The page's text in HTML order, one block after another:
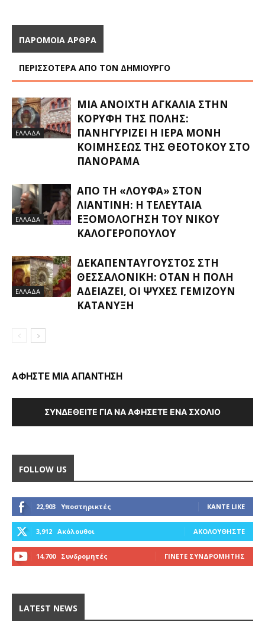
ΠΑΡΟΜΟΙΑ ΑΡΘΡΑ
ΠΕΡΙΣΣΟΤΕΡΑ ΑΠΟ ΤΟΝ ΔΗΜΙΟΥΡΓΟ
ΕΛΛΑΔΑ
ΜΙΑ ΑΝΟΙΧΤΉ ΑΓΚΑΛΙΆ ΣΤΗΝ
ΚΟΡΥΦΉ ΤΗΣ ΠΌΛΗΣ:
ΠΑΝΗΓΥΡΊΖΕΙ Η ΙΕΡΆ ΜΟΝΉ
ΚΟΙΜΉΣΕΩΣ ΤΗΣ ΘΕΟΤΌΚΟΥ ΣΤΟ
ΠΑΝΌΡΑΜΑ
ΕΛΛΑΔΑ
ΑΠΌ ΤΗ «ΛΟΎΦΑ» ΣΤΟΝ
ΛΙΑΝΤΊΝΗ: Η ΤΕΛΕΥΤΑΊΑ
ΕΞΟΜΟΛΌΓΗΣΗ ΤΟΥ ΝΊΚΟΥ
ΚΑΛΟΓΕΡΌΠΟΥΛΟΥ
ΕΛΛΑΔΑ
ΔΕΚΑΠΕΝΤΑΎΓΟΥΣΤΟΣ ΣΤΗ
ΘΕΣΣΑΛΟΝΊΚΗ: ΌΤΑΝ Η ΠΌΛΗ
ΑΔΕΙΆΖΕΙ, ΟΙ ΨΥΧΈΣ ΓΕΜΊΖΟΥΝ
ΚΑΤΆΝΥΞΗ
ΑΦΗΣΤΕ ΜΙΑ ΑΠΑΝΤΗΣΗ
ΣΥΝΔΕΘΕΊΤΕ ΓΙΑ ΝΑ ΑΦΉΣΕΤΕ ΈΝΑ ΣΧΌΛΙΟ
FOLLOW US
22,903 Υποστηρικτές ΚΆΝΤΕ LIKE
3,912 Ακόλουθοι ΑΚΟΛΟΥΘΉΣΤΕ
14,700 Συνδρομητές ΓΊΝΕΤΕ ΣΥΝΔΡΟΜΗΤΉΣ
LATEST NEWS